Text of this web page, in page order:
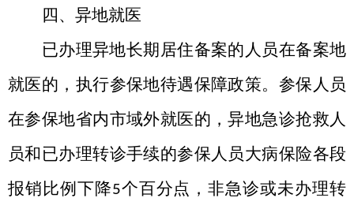
四、异地就医
已办理异地长期居住备案的人员在备案地
就医的，执行参保地待遇保障政策。参保人员
在参保地省内市域外就医的，异地急诊抢救人
员和已办理转诊手续的参保人员大病保险各段
报销比例下降5个百分点，非急诊或未办理转